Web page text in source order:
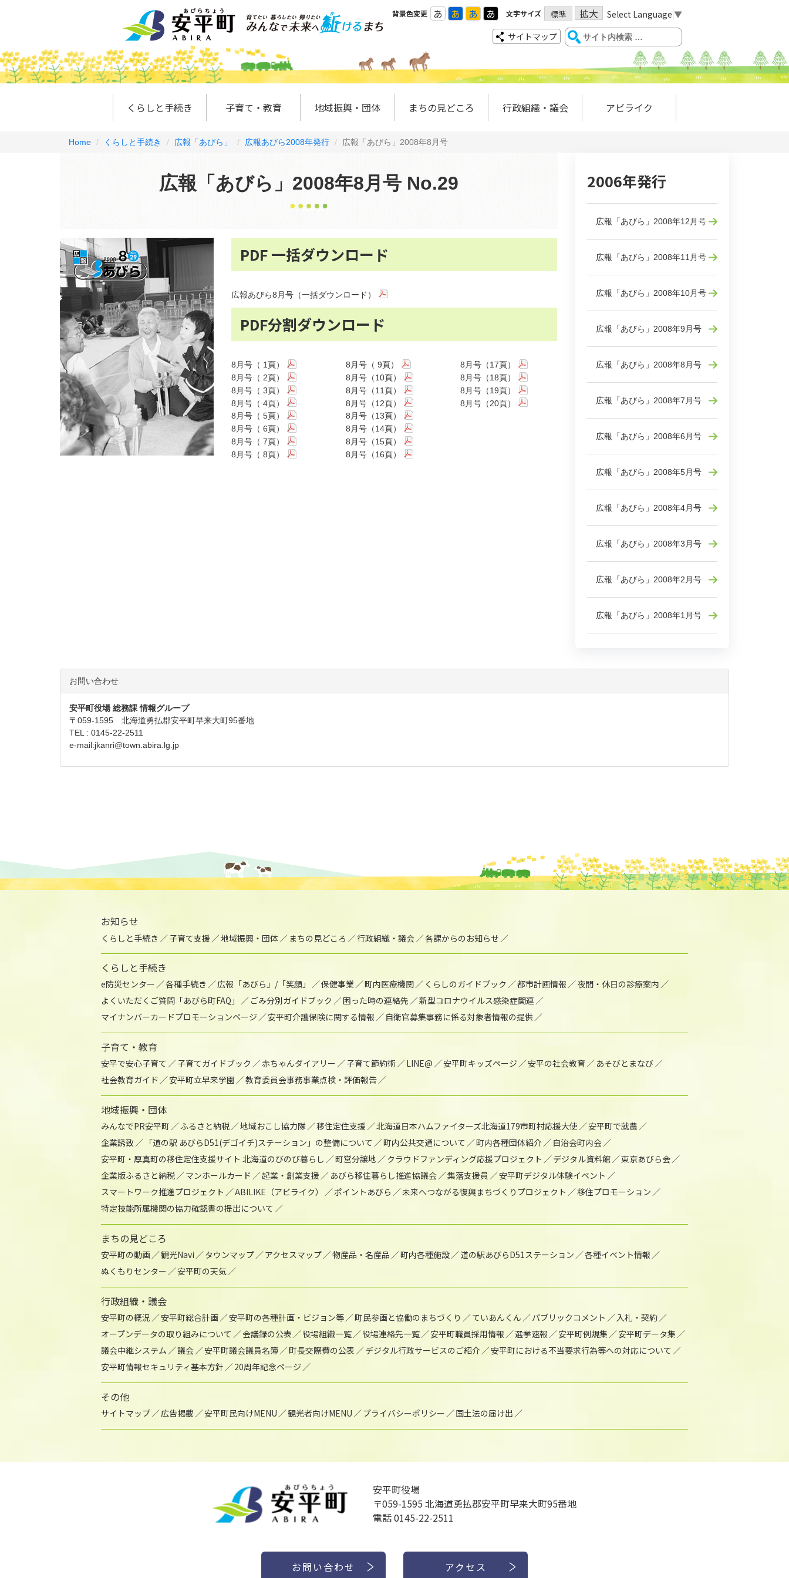
背景色変更 あ あ あ あ 文字サイズ 標準 拡大 Select Language ▼
サイトマップ
くらしと手続き 子育て・教育 地域振興・団体 まちの見どころ 行政組織・議会 アビライク
Home くらしと手続き 広報「あびら」 広報あびら2008年発行 広報「あびら」2008年8月号
広報「あびら」2008年8月号 No.29
PDF 一括ダウンロード
広報あびら8月号（一括ダウンロード）
PDF分割ダウンロード
8月号（ 1頁）
8月号（ 2頁）
8月号（ 3頁）
8月号（ 4頁）
8月号（ 5頁）
8月号（ 6頁）
8月号（ 7頁）
8月号（ 8頁）
8月号（ 9頁）
8月号（10頁）
8月号（11頁）
8月号（12頁）
8月号（13頁）
8月号（14頁）
8月号（15頁）
8月号（16頁）
8月号（17頁）
8月号（18頁）
8月号（19頁）
8月号（20頁）
2006年発行
広報「あびら」2008年12月号
広報「あびら」2008年11月号
広報「あびら」2008年10月号
広報「あびら」2008年9月号
広報「あびら」2008年8月号
広報「あびら」2008年7月号
広報「あびら」2008年6月号
広報「あびら」2008年5月号
広報「あびら」2008年4月号
広報「あびら」2008年3月号
広報「あびら」2008年2月号
広報「あびら」2008年1月号
お問い合わせ
安平町役場 総務課 情報グループ
〒059-1595 北海道勇払郡安平町早来大町95番地
TEL : 0145-22-2511
e-mail:jkanri@town.abira.lg.jp
お知らせ
くらしと手続き 子育て支援 地域振興・団体 まちの見どころ 行政組織・議会 各課からのお知らせ
くらしと手続き
e防災センター 各種手続き 広報「あびら」/「笑顔」 保健事業 町内医療機関 くらしのガイドブック 都市計画情報
夜間・休日の診療案内
よくいただくご質問「あびら町FAQ」
ごみ分別ガイドブック 困った時の連絡先
新型コロナウイルス感染症関連
マイナンバーカードプロモーションページ
安平町介護保険に関する情報 自衛官募集事務に係る対象者情報の提供
子育て・教育
安平で安心子育て 子育てガイドブック 赤ちゃんダイアリー 子育て節約術 LINE@ 安平町キッズページ 安平の社会教育
あそびとまなび
社会教育ガイド
安平町立早来学園 教育委員会事務事業点検・評価報告
地域振興・団体
みんなでPR安平町 ふるさと納税 地域おこし協力隊 移住定住支援 北海道日本ハムファイターズ北海道179市町村応援大使
安平町で就農
企業誘致
「道の駅 あびらD51(デゴイチ)ステーション」の整備について 町内公共交通について 町内各種団体紹介
自治会町内会
安平町・厚真町の移住定住支援サイト 北海道のびのび暮らし
町営分譲地 クラウドファンディング応援プロジェクト デジタル資料館
東京あびら会
企業版ふるさと納税
マンホールカード 起業・創業支援 あびら移住暮らし推進協議会 集落支援員
安平町デジタル体験イベント
スマートワーク推進プロジェクト
ABILIKE（アビライク） ポイントあびら 未来へつながる復興まちづくりプロジェクト
移住プロモーション
特定技能所属機関の協力確認書の提出について
まちの見どころ
安平町の動画 観光Navi タウンマップ アクセスマップ 物産品・名産品 町内各種施設 道の駅あびらD51ステーション
各種イベント情報
ぬくもりセンター
安平町の天気
行政組織・議会
安平町の概況 安平町総合計画 安平町の各種計画・ビジョン等 町民参画と協働のまちづくり ていあんくん パブリックコメント
入札・契約
オープンデータの取り組みについて
会議録の公表 役場組織一覧 役場連絡先一覧 安平町職員採用情報 選挙速報 安平町例規集
安平町データ集
議会中継システム
議会 安平町議会議員名簿 町長交際費の公表 デジタル行政サービスのご紹介
安平町における不当要求行為等への対応について
安平町情報セキュリティ基本方針
20周年記念ページ
その他
サイトマップ 広告掲載 安平町民向けMENU 観光者向けMENU プライバシーポリシー 国土法の届け出
安平町役場
〒059-1595 北海道勇払郡安平町早来大町95番地
電話 0145-22-2511
お問い合わせ アクセス